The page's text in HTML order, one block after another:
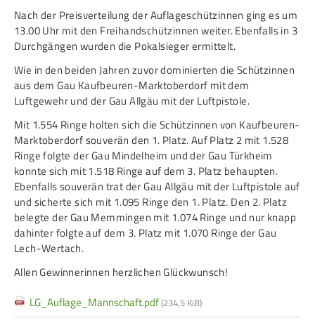
Nach der Preisverteilung der Auflageschützinnen ging es um
13.00 Uhr mit den Freihandschützinnen weiter. Ebenfalls in 3
Durchgängen wurden die Pokalsieger ermittelt.
Wie in den beiden Jahren zuvor dominierten die Schützinnen
aus dem Gau Kaufbeuren-Marktoberdorf mit dem
Luftgewehr und der Gau Allgäu mit der Luftpistole.
Mit 1.554 Ringe holten sich die Schützinnen von Kaufbeuren-
Marktoberdorf souverän den 1. Platz. Auf Platz 2 mit 1.528
Ringe folgte der Gau Mindelheim und der Gau Türkheim
konnte sich mit 1.518 Ringe auf dem 3. Platz behaupten.
Ebenfalls souverän trat der Gau Allgäu mit der Luftpistole auf
und sicherte sich mit 1.095 Ringe den 1. Platz. Den 2. Platz
belegte der Gau Memmingen mit 1.074 Ringe und nur knapp
dahinter folgte auf dem 3. Platz mit 1.070 Ringe der Gau
Lech-Wertach.
Allen Gewinnerinnen herzlichen Glückwunsch!
LG_Auflage_Mannschaft.pdf(234,5 KiB)